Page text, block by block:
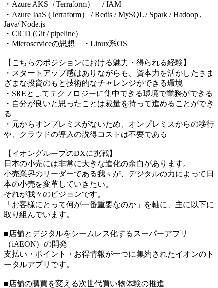
・Azure AKS（Terraform） / IAM
・Azure IaaS (Terraform） / Redis / MySQL / Spark / Hadoop ,
Java/ Node.js
・CICD (Git / pipeline）
・Microserviceの思想 ・Linux系OS
【こちらのポジションにおける魅力・得られる経験】
・スタートアップ感はありながらも、資本力を活かしたさま
ざまな投資のもと技術的なチャレンジができる環境
・SREとしてテクノロジーに集中できる環境で業務ができる
・自分が良いと思ったことは裁量を持って進めることができ
る
・元からオンプレミスがないため、オンプレミスからの移行
や、クラウドの導入の説得コストは不要である
【イオングループのDXに挑戦】
日本の小売には非常に大きな進化の余白があります。
小売業界のリーダーである我々が、デジタルの力によって日
本の小売を変革していきたい。
それが我々のビジョンです。
「お客様にとって何が一番重要なのか」を軸に、主に以下に
取り組んでいます。
■店舗とデジタルをシームレス化するスーパーアプリ
（iAEON）の開発
支払い・ポイント・お得情報が一つに集約されたイオンのト
ータルアプリです。
■店舗の購買を変える次世代買い物体験の推進